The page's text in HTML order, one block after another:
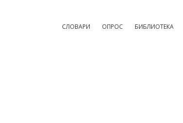
СЛОВАРИ ОПРОС БИБЛИОТЕКА